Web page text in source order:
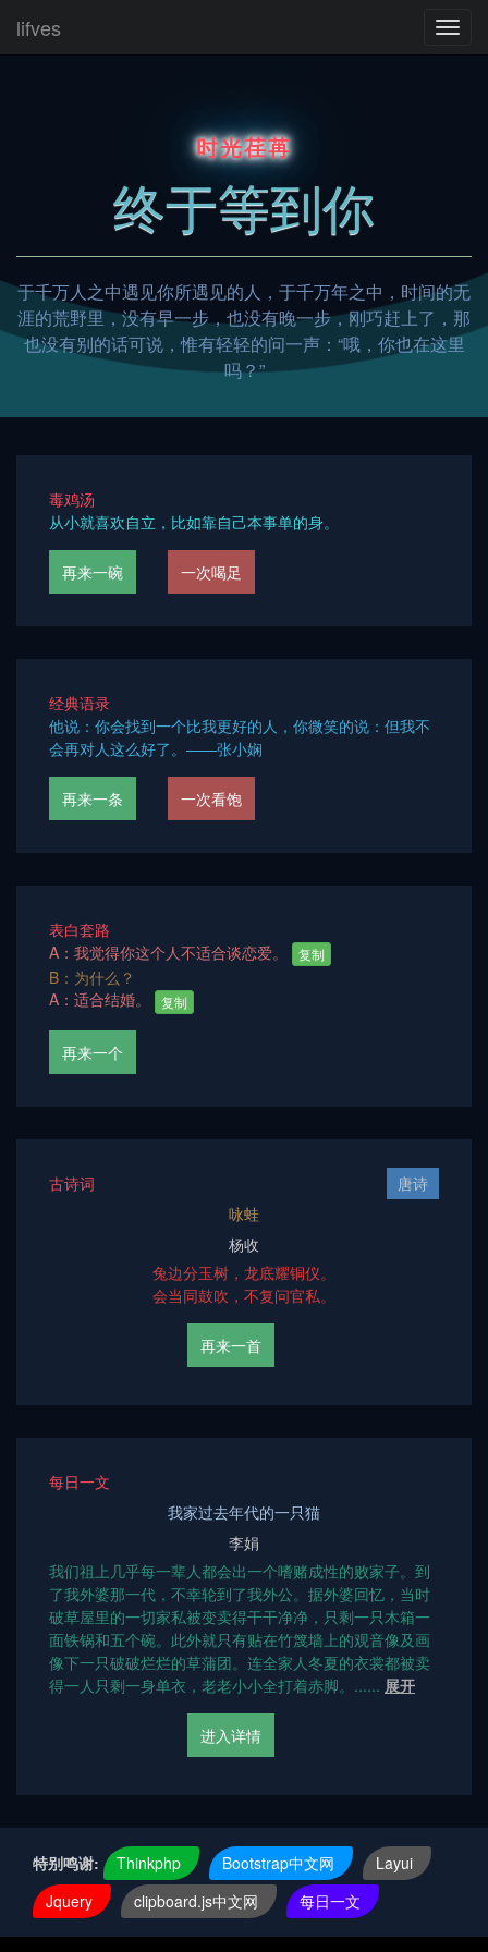
切
换
lifves
时光荏苒
终于等到你
于千万人之中遇见你所遇见的人，于千万年之中，时间的无
涯的荒野里，没有早一步，也没有晚一步，刚巧赶上了，那
也没有别的话可说，惟有轻轻的问一声：“哦，你也在这里
吗？”
毒鸡汤
从小就喜欢自立，比如靠自己本事单的身。
再来一碗 一次喝足
经典语录
他说：你会找到一个比我更好的人，你微笑的说：但我不
会再对人这么好了。——张小娴
再来一条 一次看饱
表白套路
A：我觉得你这个人不适合谈恋爱。
复制
B：为什么？
A：适合结婚。
复制
再来一个
古诗词
唐诗
咏蛙
杨收
兔边分玉树，龙底耀铜仪。
会当同鼓吹，不复问官私。
再来一首
每日一文
我家过去年代的一只猫
李娟
我们祖上几乎每一辈人都会出一个嗜赌成性的败家子。到
了我外婆那一代，不幸轮到了我外公。据外婆回忆，当时
破草屋里的一切家私被变卖得干干净净，只剩一只木箱一
面铁锅和五个碗。此外就只有贴在竹篾墙上的观音像及画
像下一只破破烂烂的草蒲团。连全家人冬夏的衣裳都被卖
得一人只剩一身单衣，老老小小全打着赤脚。...... 展开
进入详情
特别鸣谢: Thinkphp Bootstrap中文网
Layui
Jquery
clipboard.js中文网 每日一文